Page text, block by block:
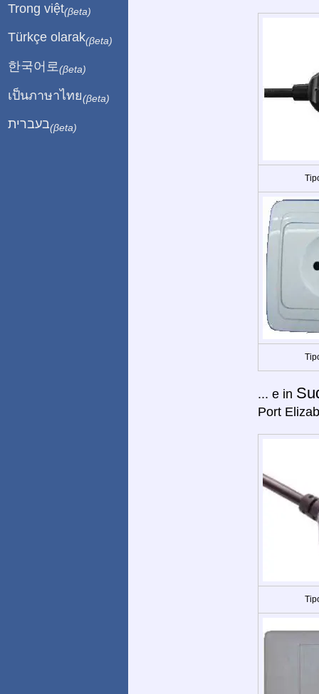
... e in
Port
Trong việt(βeta)
Türkçe olarak(βeta)
한국어로 (βeta)
เป็นภาษาไทย(βeta)
בעברית(βeta)